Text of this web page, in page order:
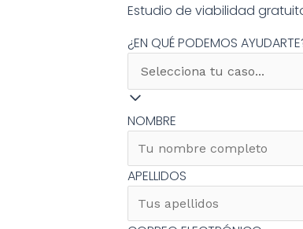
Estudio de viabilidad
¿EN QUÉ PODEMOS
NOMBRE
APELLIDOS